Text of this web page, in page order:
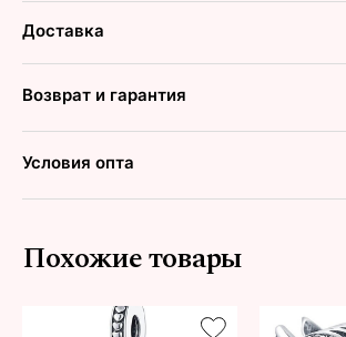
Доставка
Возврат и гарантия
Условия опта
Похожие товары